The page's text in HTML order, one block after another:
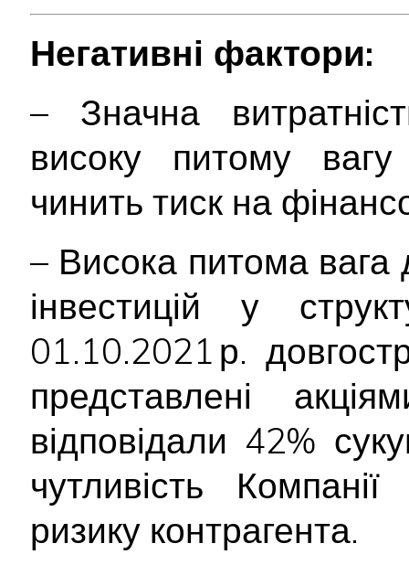
Негативні фактори:
– Значна
високу питому вагу
чинить тиск на
– Висока питома вага
інвестицій у
01.10.2021 р.
представлені
відповідали 42%
чутливість
ризику контрагента.